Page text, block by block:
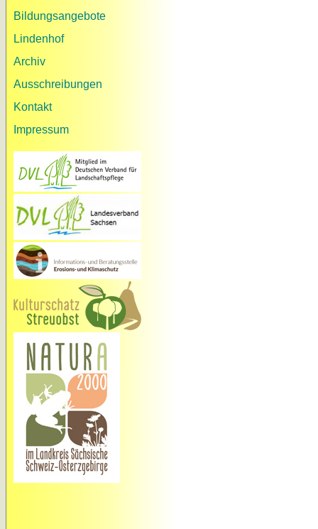
Bildungsangebote
Lindenhof
Archiv
Ausschreibungen
Kontakt
Impressum